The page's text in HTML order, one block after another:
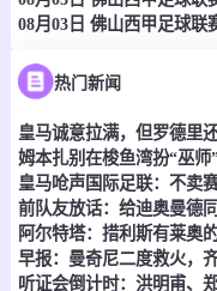
澳维女超
墨尔本胜利青年女足
情报
澳维女超
布琳狮子女足
热门新闻
皇马诚意拉满，但罗德里
皇马呛声国际足联：不卖
阿尔特塔：措利斯有莱奥
早报：曼奇尼二度救火，